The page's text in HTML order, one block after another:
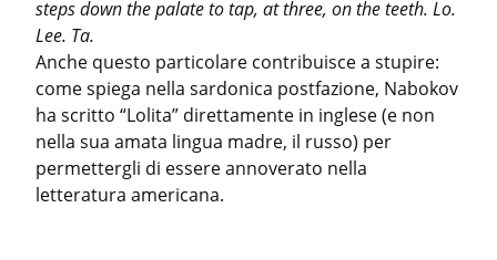
steps down the palate to tap, at three, on the teeth. Lo.
Lee. Ta.
Anche questo particolare contribuisce a stupire:
come spiega nella sardonica postfazione, Nabokov
ha scritto “Lolita” direttamente in inglese (e non
nella sua amata lingua madre, il russo) per
permettergli di essere annoverato nella
letteratura americana.